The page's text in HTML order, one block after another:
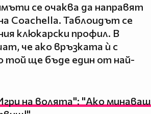
се очаква да направят
Coachella. Таблоидът се
клюкарски профил. В
че ако връзката ѝ с
той ще бъде един от най-
на волята": "Ако минаваш